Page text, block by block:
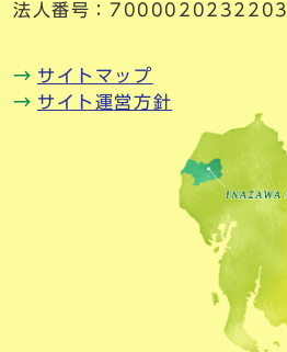
法人番号：7000020232203
サイトマップ
サイト運営方針